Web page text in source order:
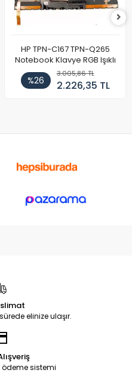
HP TPN-C167 TPN-Q265
Notebook Klavye RGB Işıklı
%26
3.005,86 TL
2.226,35 TL
elinize ulaşır.
ödeme sistemi